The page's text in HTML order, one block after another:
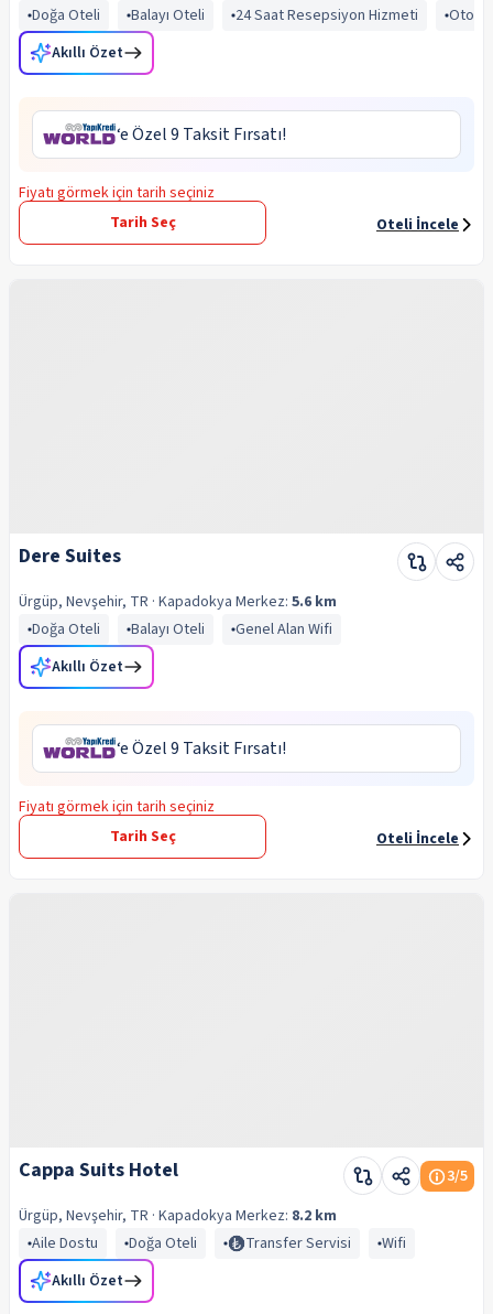
Doğa Oteli
Balayı Oteli 24 Saat Resepsiyon Hizmeti
Akıllı Özet
‘e Özel 9 Taksit Fırsatı!
Fiyatı görmek için tarih seçiniz
Tarih Seç
Oteli İncele
Dere Suites
Ürgüp, Nevşehir, TR · Kapadokya Merkez: 5.6 km
Doğa Oteli
Balayı Oteli
Genel Alan Wifi
Akıllı Özet
‘e Özel 9 Taksit Fırsatı!
Fiyatı görmek için tarih seçiniz
Tarih Seç
Oteli İncele
Cappa Suits Hotel 3/5
Ürgüp, Nevşehir, TR · Kapadokya Merkez: 8.2 km
Aile Dostu
Doğa Oteli Transfer Servisi
Wifi
Akıllı Özet